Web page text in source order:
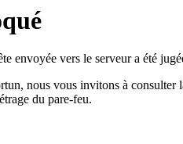
envoyée vers le serveur a été
nous vous invitons à consulter
du pare-feu.